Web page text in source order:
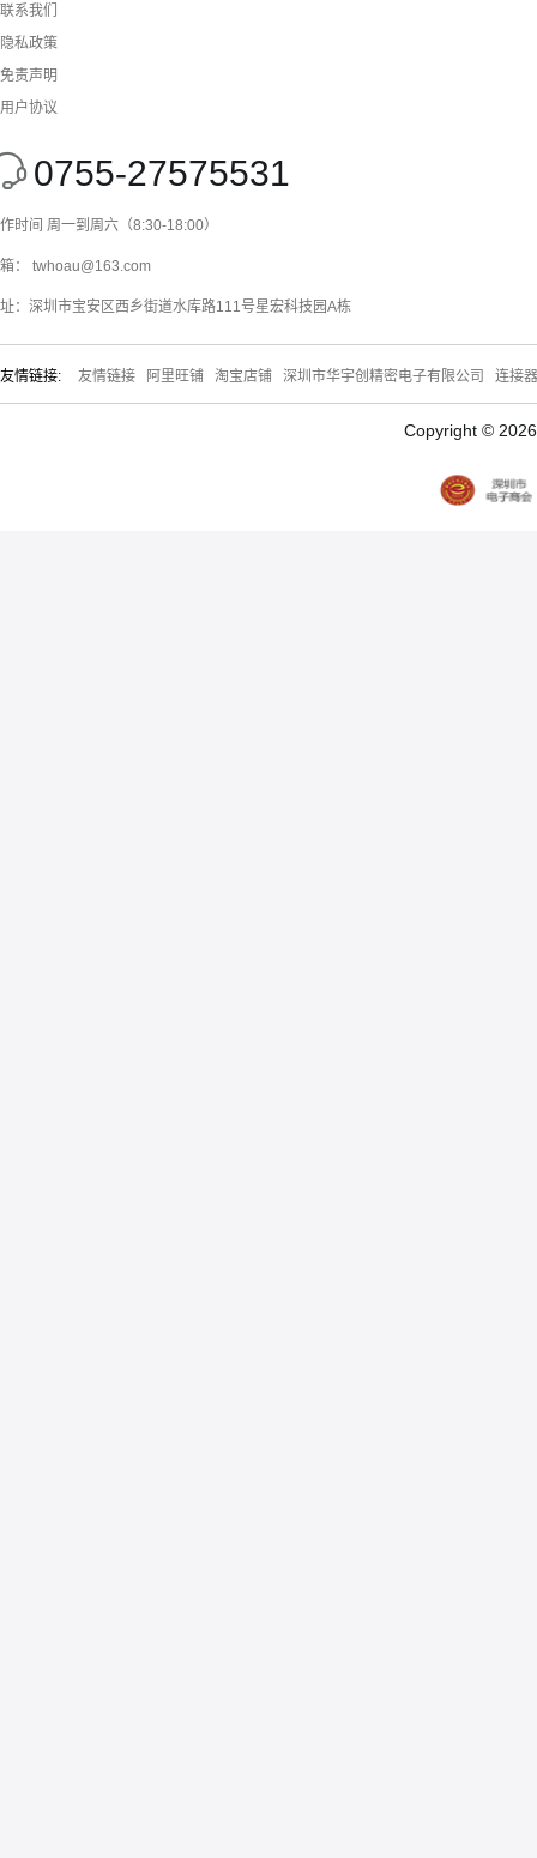
联系我们
隐私政策
免责声明
用户协议
0755-27575531
时间 周一到周六（8:30-18:00）
： twhoau@163.com
：深圳市宝安区西乡街道水库路111号星宏科技园A栋
友情链接: 友情链接 阿里旺铺 淘宝店铺 深圳市华宇创精密电子有限公司 连接
Copyright ©